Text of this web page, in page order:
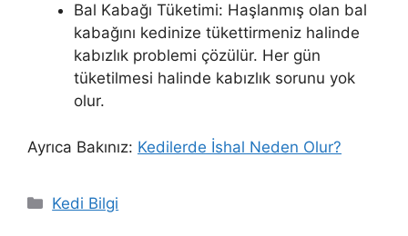
Bal Kabağı Tüketimi: Haşlanmış olan bal
kabağını kedinize tükettirmeniz halinde
kabızlık problemi çözülür. Her gün
tüketilmesi halinde kabızlık sorunu yok
olur.
Ayrıca Bakınız: Kedilerde İshal Neden Olur?
Kategoriler
Kedi Bilgi